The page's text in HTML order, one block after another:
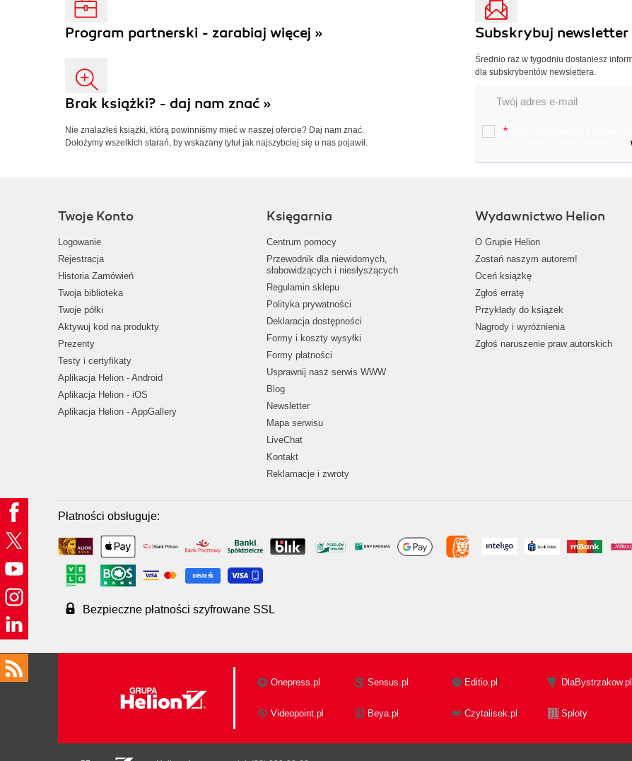
Program partnerski - zarabiaj więcej »
Brak książki? - daj nam znać »
Nie znalazłeś książki, którą powinniśmy mieć w naszej ofercie? Daj nam znać.
Dołożymy wszelkich starań, by wskazany tytuł jak najszybciej się u nas pojawił.
Subskrybuj newsletter
Średnio raz w tygodniu dostaniesz
dla subskrybentów newslettera.
*
Twoje Konto
Logowanie
Rejestracja
Historia Zamówień
Twoja biblioteka
Twoje półki
Aktywuj kod na produkty
Prezenty
Testy i certyfikaty
Aplikacja Helion - Android
Aplikacja Helion - iOS
Aplikacja Helion - AppGallery
Księgarnia
Centrum pomocy
Przewodnik dla niewidomych,
słabowidzących i niesłyszących
Regulamin sklepu
Polityka prywatności
Deklaracja dostępności
Formy i koszty wysyłki
Formy płatności
Usprawnij nasz serwis WWW
Blog
Newsletter
Mapa serwisu
LiveChat
Kontakt
Reklamacje i zwroty
Wydawnictwo Helion
O Grupie Helion
Zostań naszym autorem!
Oceń książkę
Zgłoś erratę
Przykłady do książek
Nagrody i wyróżnienia
Zgłoś naruszenie praw autorskich
Płatności obsługuje:
Bezpieczne płatności szyfrowane SSL
Onepress.pl Sensus.pl Editio.pl DlaBystrzakow.pl
Videopoint.pl Beya.pl Czytalisek.pl Sploty